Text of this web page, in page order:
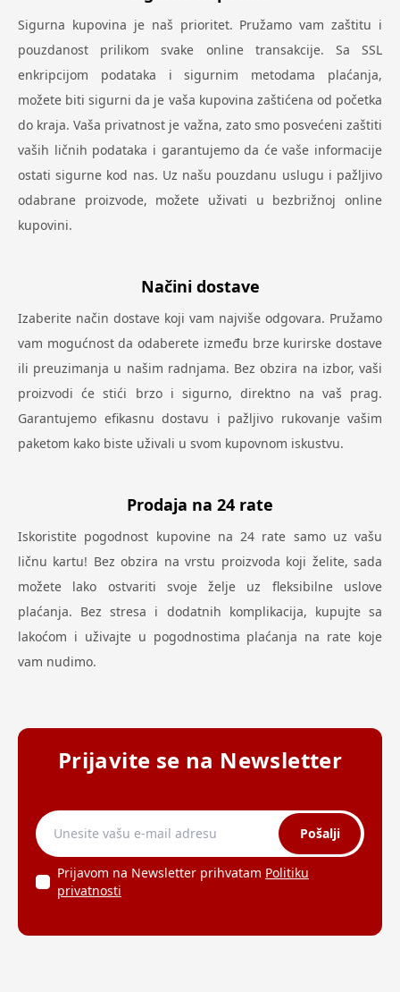
Sigurna kupovina je naš prioritet. Pružamo vam zaštitu i
pouzdanost prilikom svake online transakcije. Sa SSL
enkripcijom podataka i sigurnim metodama plaćanja,
možete biti sigurni da je vaša kupovina zaštićena od početka
do kraja. Vaša privatnost je važna, zato smo posvećeni zaštiti
vaših ličnih podataka i garantujemo da će vaše informacije
ostati sigurne kod nas. Uz našu pouzdanu uslugu i pažljivo
odabrane proizvode, možete uživati u bezbrižnoj online
kupovini.
Načini dostave
Izaberite način dostave koji vam najviše odgovara. Pružamo
vam mogućnost da odaberete između brze kurirske dostave
ili preuzimanja u našim radnjama. Bez obzira na izbor, vaši
proizvodi će stići brzo i sigurno, direktno na vaš prag.
Garantujemo efikasnu dostavu i pažljivo rukovanje vašim
paketom kako biste uživali u svom kupovnom iskustvu.
Prodaja na 24 rate
Iskoristite pogodnost kupovine na 24 rate samo uz vašu
ličnu kartu! Bez obzira na vrstu proizvoda koji želite, sada
možete lako ostvariti svoje želje uz fleksibilne uslove
plaćanja. Bez stresa i dodatnih komplikacija, kupujte sa
lakoćom i uživajte u pogodnostima plaćanja na rate koje
vam nudimo.
Prijavite se na Newsletter
Pošalji
Prijavom na Newsletter prihvatam Politiku
privatnosti